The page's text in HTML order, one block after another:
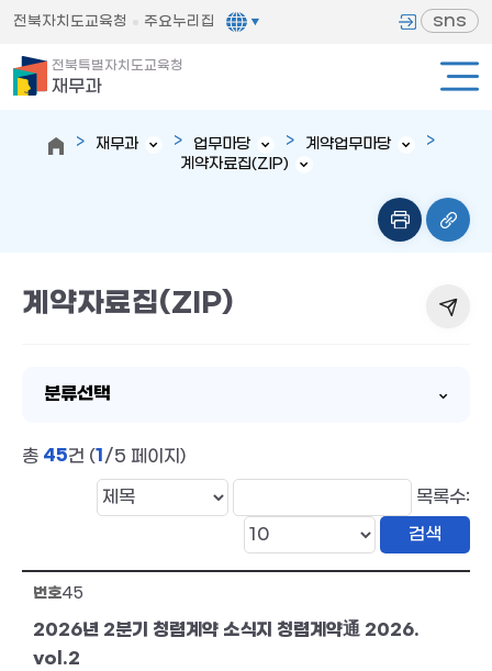
전북자치도교육청 주요누리집 sns
전북특별자치도교육청
재무과
재무과 업무마당
계약업무마당
계약자료집(ZIP)
계약자료집(ZIP)
분류선택
총 45건 (1/5 페이지)
목록수:
45
2026년 2분기 청렴계약 소식지 청렴계약通 2026.
vol.2